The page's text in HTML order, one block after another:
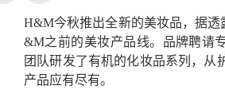
H&M今秋推出全新的美妆品，据透
&M之前的美妆产品线。品牌聘请
团队研发了有机的化妆品系列，从
产品应有尽有。